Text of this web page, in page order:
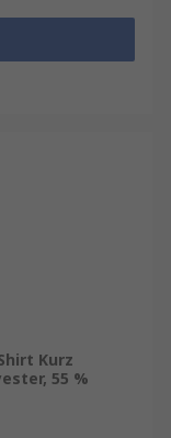
zur
Kurz
55 %